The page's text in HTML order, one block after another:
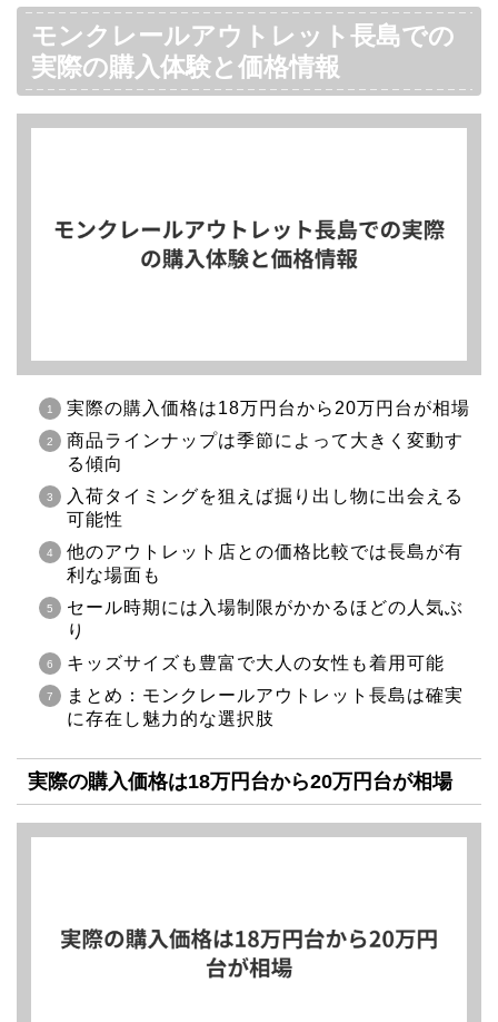
モンクレールアウトレット長島での
実際の購入体験と価格情報
実際の購入価格は18万円台から20万円台が相場
商品ラインナップは季節によって大きく変動す
る傾向
入荷タイミングを狙えば掘り出し物に出会える
可能性
他のアウトレット店との価格比較では長島が有
利な場面も
セール時期には入場制限がかかるほどの人気ぶ
り
キッズサイズも豊富で大人の女性も着用可能
まとめ：モンクレールアウトレット長島は確実
に存在し魅力的な選択肢
実際の購入価格は18万円台から20万円台が相場